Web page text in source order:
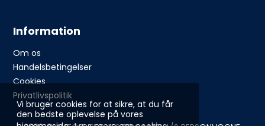
Vi bruger cookies for at sikre, at du får
den bedste oplevelse på vores
Information
Om os
Handelsbetingelser
Cookies
Privatlivspolitik